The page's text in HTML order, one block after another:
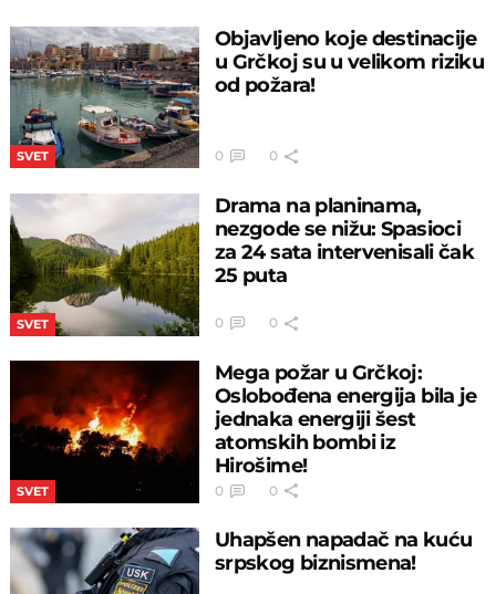
SVET
Objavljeno koje destinacije
u Grčkoj su u velikom riziku
od požara!
0 0
SVET
Drama na planinama,
nezgode se nižu: Spasioci
za 24 sata intervenisali čak
25 puta
0 0
SVET
Mega požar u Grčkoj:
Oslobođena energija bila je
jednaka energiji šest
atomskih bombi iz
Hirošime!
0 0
Uhapšen napadač na kuću
srpskog biznismena!